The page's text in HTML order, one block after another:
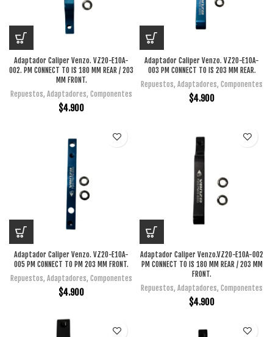
Adaptador Caliper Venzo. VZ20-E10A-
002. PM CONNECT TO IS 180 MM REAR / 203
MM FRONT.
Repuestos, Adaptadores, Componentes
$4.900
Adaptador Caliper Venzo. VZ20-E10A-
003 PM CONNECT TO IS 203 MM REAR.
Repuestos, Adaptadores, Componentes
$4.900
Adaptador Caliper Venzo. VZ20-E10A-
005 PM CONNECT TO PM 203 MM FRONT.
Repuestos, Adaptadores, Componentes
$4.900
Adaptador Caliper Venzo.VZ20-E10A-002
PM CONNECT TO IS 180 MM REAR / 203 MM
FRONT.
Repuestos, Adaptadores, Componentes
$4.900